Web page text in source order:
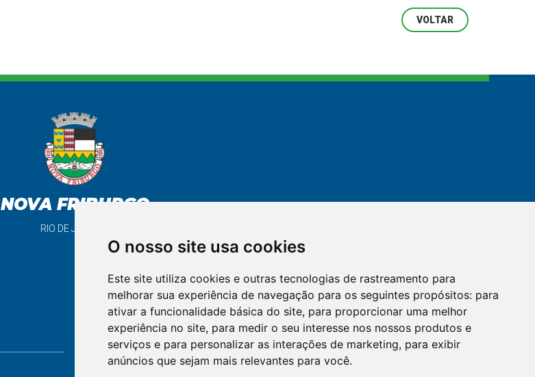
O nosso site usa cookies
Este site utiliza cookies e outras tecnologias de rastreamento para
melhorar sua experiência de navegação para os seguintes propósitos: para
ativar a funcionalidade básica do site, para proporcionar uma melhor
experiência no site, para medir o seu interesse nos nossos produtos e
serviços e para personalizar as interações de marketing, para exibir
anúncios que sejam mais relevantes para você.
VOLTAR
NOVA FRIBURGO
RIO DE JANEIRO
support_agent
FALE CONOSCO
mail
OUVIDORIA
cloud_lock
LGPD